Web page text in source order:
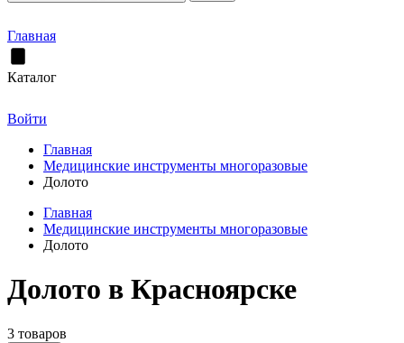
Главная
Каталог
Войти
Главная
Медицинские инструменты многоразовые
Долото
Главная
Медицинские инструменты многоразовые
Долото
Долото в Красноярске
3 товаров